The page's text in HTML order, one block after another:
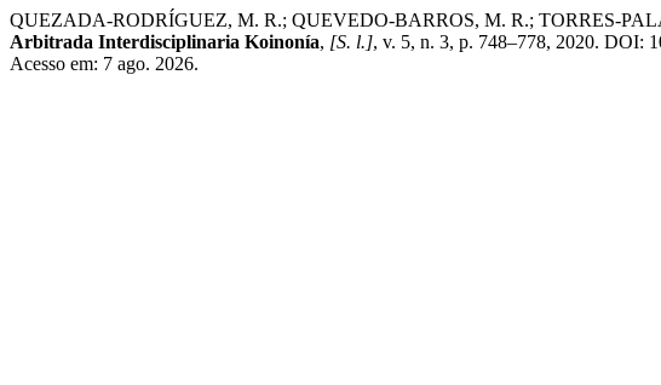
QUEZADA-RODRÍGUEZ, M. R.; QUEVEDO-BARROS, M. R.; TORRES-
Arbitrada Interdisciplinaria Koinonía, [S. l.], v. 5, n. 3, p. 748–778, 2020. DOI:
Acesso em: 7 ago. 2026.